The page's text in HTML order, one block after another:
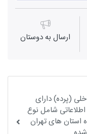
ارسال به دوستان
(پرده) دارای
اطلاعاتی شامل نوع
استان های تهران